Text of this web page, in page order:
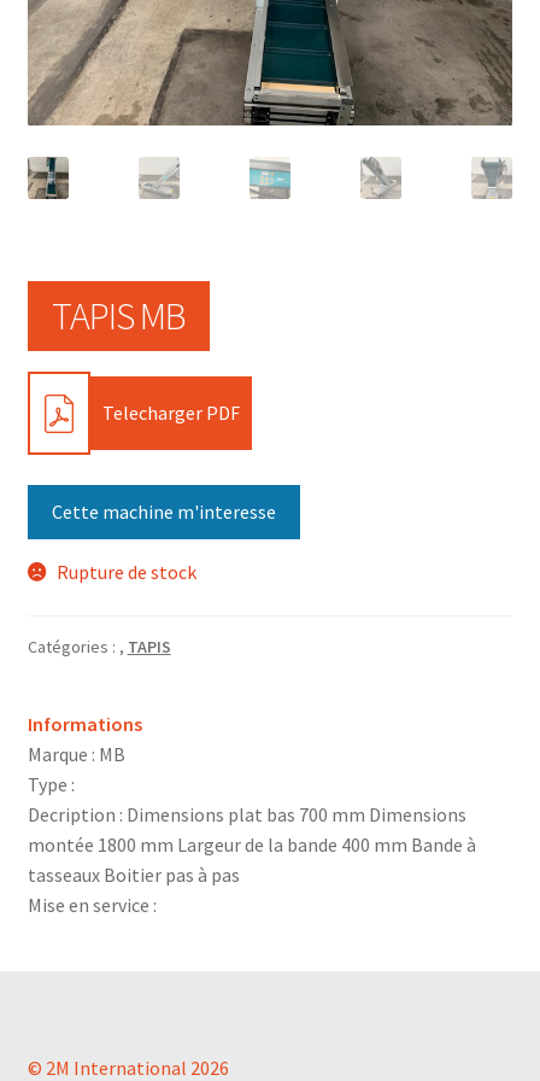
TAPIS MB
PDF Telecharger PDF
Cette machine m'interesse
Rupture de stock
Catégories : , TAPIS
Informations
Marque : MB
Type :
Decription : Dimensions plat bas 700 mm Dimensions
montée 1800 mm Largeur de la bande 400 mm Bande à
tasseaux Boitier pas à pas
Mise en service :
© 2M International 2026